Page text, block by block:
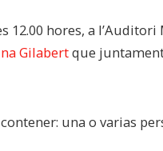
12.00 hores, a
Gilabertque